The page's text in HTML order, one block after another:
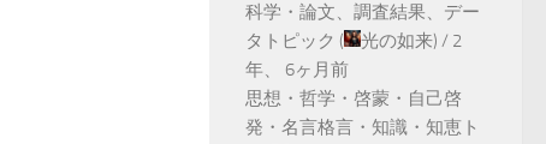
科学・論文、調査結果、デー
タトピック ( 光の如来) / 2
年、 6ヶ月前
思想・哲学・啓蒙・自己啓
発・名言格言・知識・知恵ト